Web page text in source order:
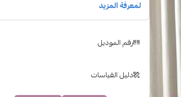
رقم الموديل
دليل القياسات